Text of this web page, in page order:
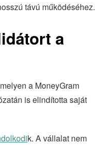
távú működéséhez.
a
a MoneyGram
is elindította saját
k. A vállalat nem